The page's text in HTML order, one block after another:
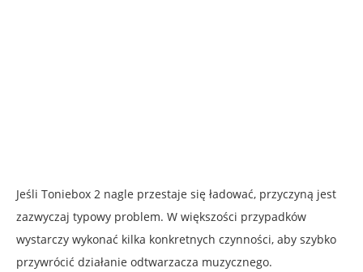
Jeśli Toniebox 2 nagle przestaje się ładować, przyczyną jest
zazwyczaj typowy problem. W większości przypadków
wystarczy wykonać kilka konkretnych czynności, aby szybko
przywrócić działanie odtwarzacza muzycznego.